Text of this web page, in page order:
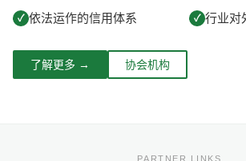
✓ 依法运作的信用体系 ✓ 行业对
了解更多 → 协会机构